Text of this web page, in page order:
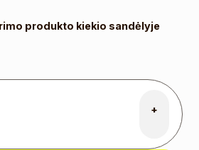
produkto kiekio sandėlyje
+